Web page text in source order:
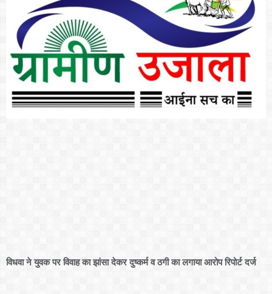
विधवा ने युवक पर विवाह का झांसा देकर दुष्कर्म व ठगी का लगाया आरोप रिपोर्ट दर्ज